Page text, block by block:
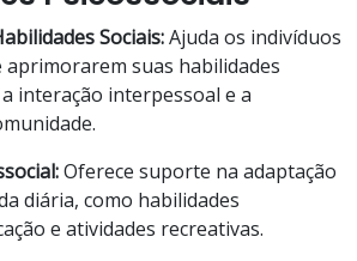
Sociais:Ajuda os indivíduos
aprimorarem suas habilidades
interação interpessoal e a
Oferece suporte na adaptação
diária, como habilidades
e atividades recreativas.